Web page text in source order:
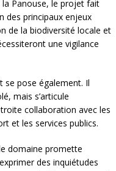
la Panouse, le projet fait
des principaux enjeux
de la biodiversité locale et
une vigilance
se pose également. Il
mais s’articule
collaboration avec les
et les services publics.
domaine promette
des inquiétudes